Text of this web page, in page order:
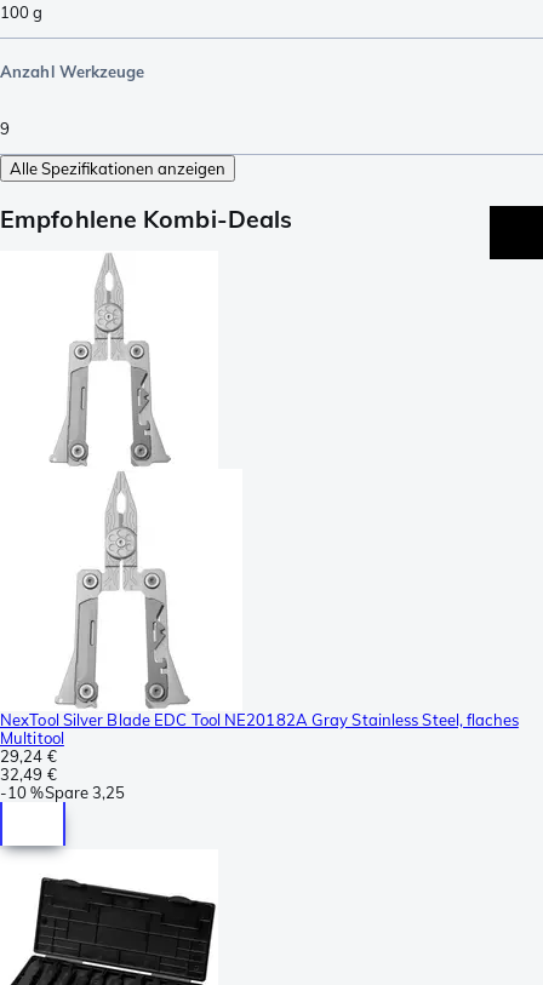
100g
Anzahl Werkzeuge
9
Alle Spezifikationen anzeigen
Empfohlene Kombi-Deals
NexTool Silver Blade EDC Tool NE20182A Gray Stainless Steel, flaches
Multitool
29,24 €
32,49 €
-10 %Spare3,25